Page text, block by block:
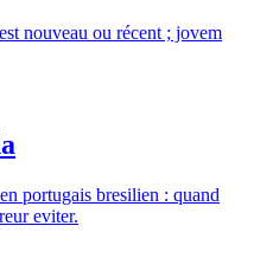
nouveau ou récent ; jovem
portugais bresilien : quand
eviter.